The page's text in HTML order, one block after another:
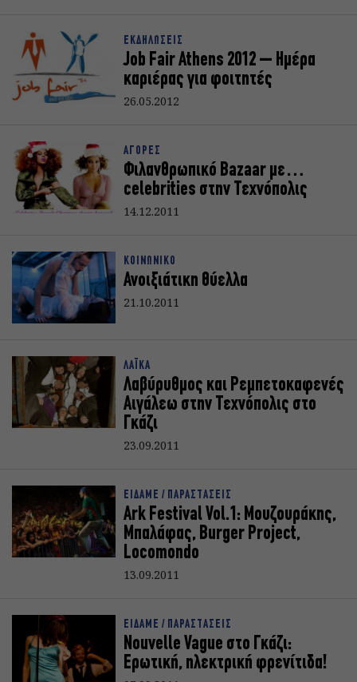
ΕΚΔΗΛΩΣΕΙΣ
Job Fair Athens 2012 – Ημέρα
καριέρας για φοιτητές
26.05.2012
ΑΓΟΡΕΣ
Φιλανθρωπικό Bazaar με…
celebrities στην Τεχνόπολις
14.12.2011
ΚΟΙΝΩΝΙΚΟ
Ανοιξιάτικη θύελλα
21.10.2011
ΛΑΪΚΑ
Λαβύρυθμος και Ρεμπετοκαφενές
Αιγάλεω στην Τεχνόπολις στο
Γκάζι
23.09.2011
ΕΙΔΑΜΕ / ΠΑΡΑΣΤΑΣΕΙΣ
Ark Festival Vol.1: Μουζουράκης,
Μπαλάφας, Burger Project,
Locomondo
13.09.2011
ΕΙΔΑΜΕ / ΠΑΡΑΣΤΑΣΕΙΣ
Nouvelle Vague στο Γκάζι:
Ερωτική, ηλεκτρική φρενίτιδα!